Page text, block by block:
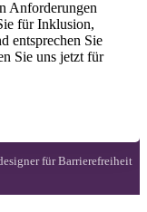
Anforderungen
für Inklusion,
entsprechen Sie
Sie uns jetzt für
für Barrierefreiheit